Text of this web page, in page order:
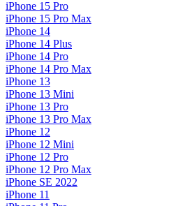
iPhone 15 Pro
iPhone 15 Pro Max
iPhone 14
iPhone 14 Plus
iPhone 14 Pro
iPhone 14 Pro Max
iPhone 13
iPhone 13 Mini
iPhone 13 Pro
iPhone 13 Pro Max
iPhone 12
iPhone 12 Mini
iPhone 12 Pro
iPhone 12 Pro Max
iPhone SE 2022
iPhone 11